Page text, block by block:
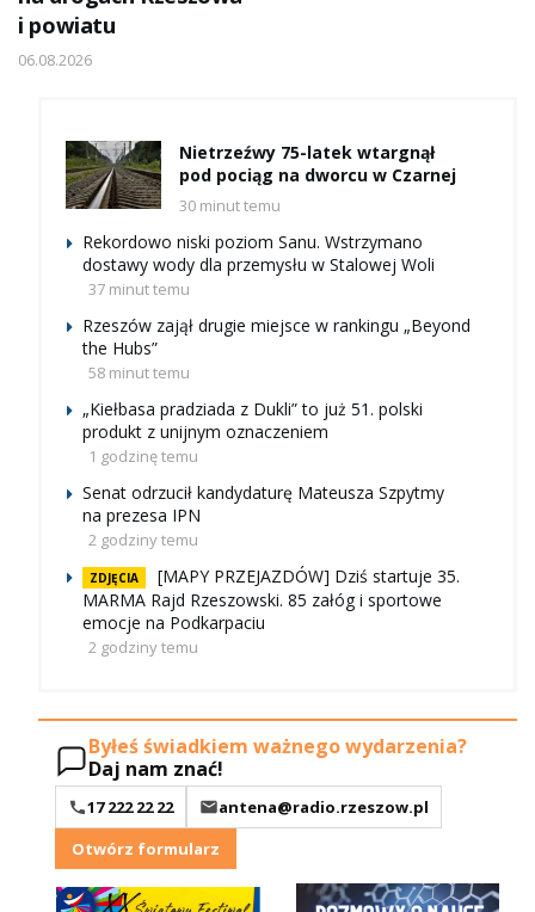
i powiatu
06.08.2026
Nietrzeźwy 75-latek wtargnął
pod pociąg na dworcu w Czarnej
30 minut temu
Rekordowo niski poziom Sanu. Wstrzymano
dostawy wody dla przemysłu w Stalowej Woli
37 minut temu
Rzeszów zajął drugie miejsce w rankingu „Beyond
the Hubs”
58 minut temu
„Kiełbasa pradziada z Dukli” to już 51. polski
produkt z unijnym oznaczeniem
1 godzinę temu
Senat odrzucił kandydaturę Mateusza Szpytmy
na prezesa IPN
2 godziny temu
ZDJĘCIA
[MAPY PRZEJAZDÓW] Dziś startuje 35.
MARMA Rajd Rzeszowski. 85 załóg i sportowe
emocje na Podkarpaciu
2 godziny temu
Byłeś świadkiem ważnego wydarzenia?
Daj nam znać!
17 222 22 22
antena@radio.rzeszow.pl
Otwórz formularz